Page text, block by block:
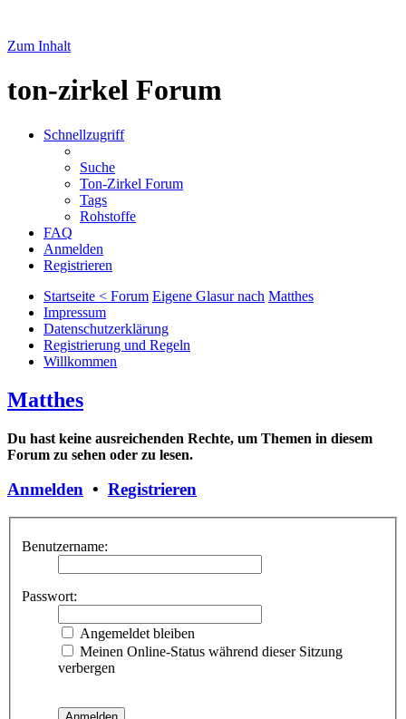
Zum Inhalt
ton-zirkel Forum
Schnellzugriff
Suche
Ton-Zirkel Forum
Tags
Rohstoffe
FAQ
Anmelden
Registrieren
Startseite < Forum Eigene Glasur nach Matthes
Impressum
Datenschutzerklärung
Registrierung und Regeln
Willkommen
Matthes
Du hast keine ausreichenden Rechte, um Themen in diesem
Forum zu sehen oder zu lesen.
Anmelden • Registrieren
Benutzername:
Passwort:
Angemeldet bleiben
Meinen Online-Status während dieser Sitzung
verbergen